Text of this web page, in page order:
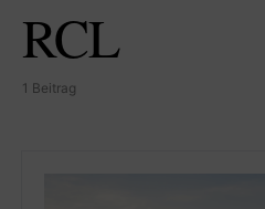
RCL
1 Beitrag